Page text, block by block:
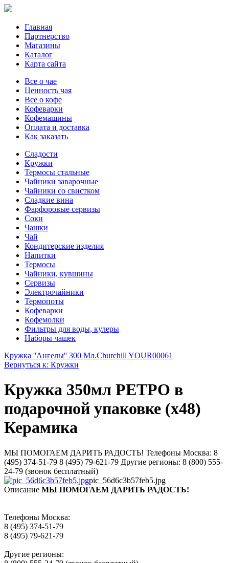
Главная
Партнерство
Магазины
Каталог
Карта сайта
Все о чае
Ценность чая
Все о кофе
Кофеварки
Кофемашины
Оплата и доставка
Как заказать
Сладости
Кружки
Термосы стальные
Чайники заварочные
Чайники со свистком
Сладкие вина
Фарфоровые сервизы
Соки
Чашки
Чай
Кондитерские изделия
Напитки
Термосы
Чайники, кувшины
Сервизы
Электрочайники
Термопоты
Кофеварки
Кофемолки
Фильтры для воды, кулеры
Наборы чашек
Кружка ''Ангелы'' 300 Мл.Churchill YOUR00061
Вернуться к: Кружки
Кружка 350мл РЕТРО в
подарочной упаковке (х48)
Керамика
МЫ ПОМОГАЕМ ДАРИТЬ РАДОСТЬ! Телефоны Москва: 8
(495) 374-51-79 8 (495) 79-621-79 Другие регионы: 8 (800) 555-
24-79 (звонок бесплатный)
pic_56d6c3b57feb5.jpg
Описание МЫ ПОМОГАЕМ ДАРИТЬ РАДОСТЬ!
Телефоны Москва:
8 (495) 374-51-79
8 (495) 79-621-79
Другие регионы: